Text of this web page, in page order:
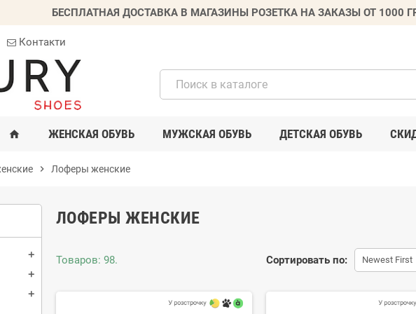
БЕСПЛАТНАЯ ДОСТАВКА В МАГАЗИНЫ РОЗЕТКА НА ЗАКАЗЫ ОТ 1000
Контакти
home ЖЕНСКАЯ ОБУВЬ МУЖСКАЯ ОБУВЬ ДЕТСКАЯ ОБУВЬ
chevron_right Лоферы женские
add
add
add
ЛОФЕРЫ ЖЕНСКИЕ
Сортировать по: Newest First
Товаров: 98.